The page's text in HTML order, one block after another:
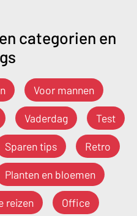
categorien en
Voor mannen
Vaderdag Test
Sparen tips Retro
Planten en bloemen
reizen Office